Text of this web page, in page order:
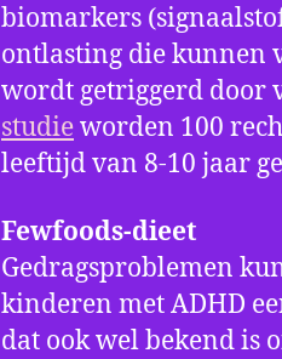
biomarkers
ontlasting die kunnen
wordt getriggerd door
studieworden 100
leeftijd van 8-10 jaar
Fewfoods-dieet
Gedragsproblemen
kinderen met ADHD
dat ook wel bekend is